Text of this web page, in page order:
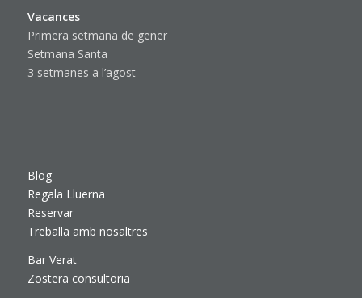
Vacances
Primera setmana de gener
Setmana Santa
3 setmanes a l’agost
Blog
Regala Lluerna
Reservar
Treballa amb nosaltres
Bar Verat
Zostera consultoria